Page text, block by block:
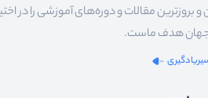
مقالات و دوره‌های آموزشی را در
جهان هدف ماست.